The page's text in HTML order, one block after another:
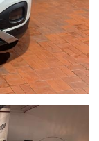
CASSIA 1777